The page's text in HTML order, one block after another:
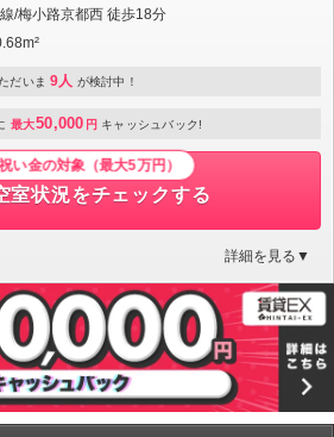
/梅小路京都西 徒歩18分
だいま 9人 が検討中！
最大50,000 円 キャッシュバック!
い金の対象（最大5万円）
室状況をチェックする
詳細を見る▼